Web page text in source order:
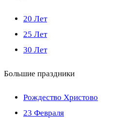
20 Лет
25 Лет
30 Лет
Большие праздники
Рождество Христово
23 Февраля